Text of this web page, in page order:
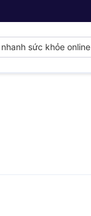
sức khỏe online